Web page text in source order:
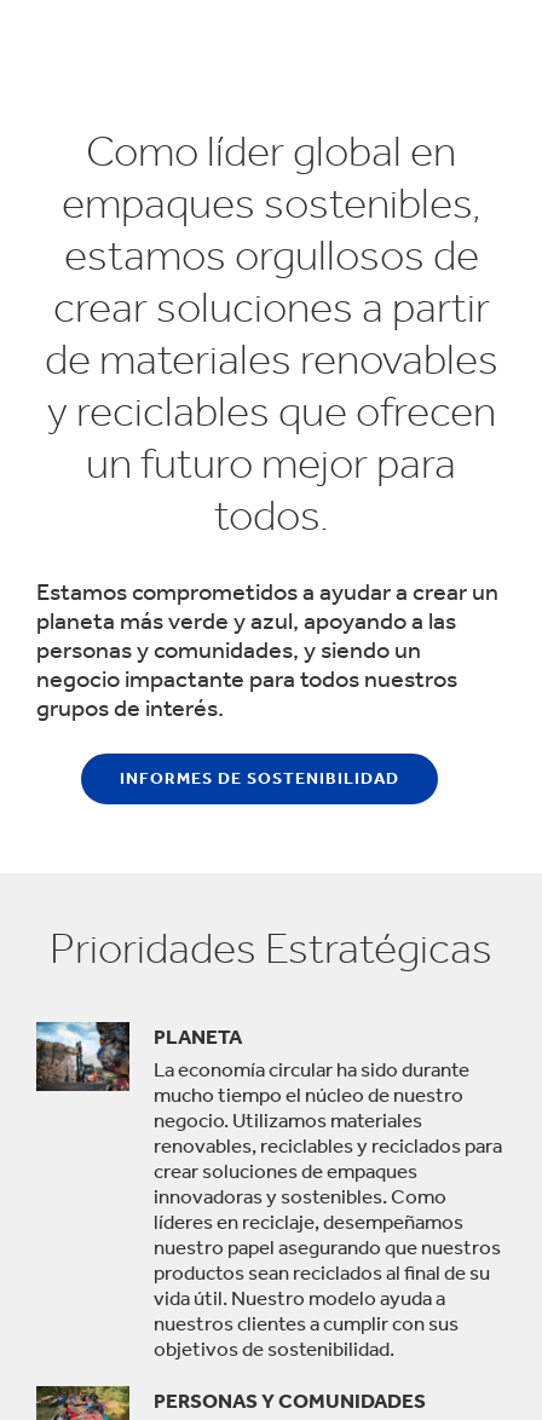
Como líder global en
empaques sostenibles,
estamos orgullosos de
crear soluciones a partir
de materiales renovables
y reciclables que ofrecen
un futuro mejor para
todos.
Estamos comprometidos a ayudar a crear un
planeta más verde y azul, apoyando a las
personas y comunidades, y siendo un
negocio impactante para todos nuestros
grupos de interés.
INFORMES DE SOSTENIBILIDAD
Prioridades Estratégicas
PLANETA
La economía circular ha sido durante
mucho tiempo el núcleo de nuestro
negocio. Utilizamos materiales
renovables, reciclables y reciclados para
crear soluciones de empaques
innovadoras y sostenibles. Como
líderes en reciclaje, desempeñamos
nuestro papel asegurando que nuestros
productos sean reciclados al final de su
vida útil. Nuestro modelo ayuda a
nuestros clientes a cumplir con sus
objetivos de sostenibilidad.
PERSONAS Y COMUNIDADES